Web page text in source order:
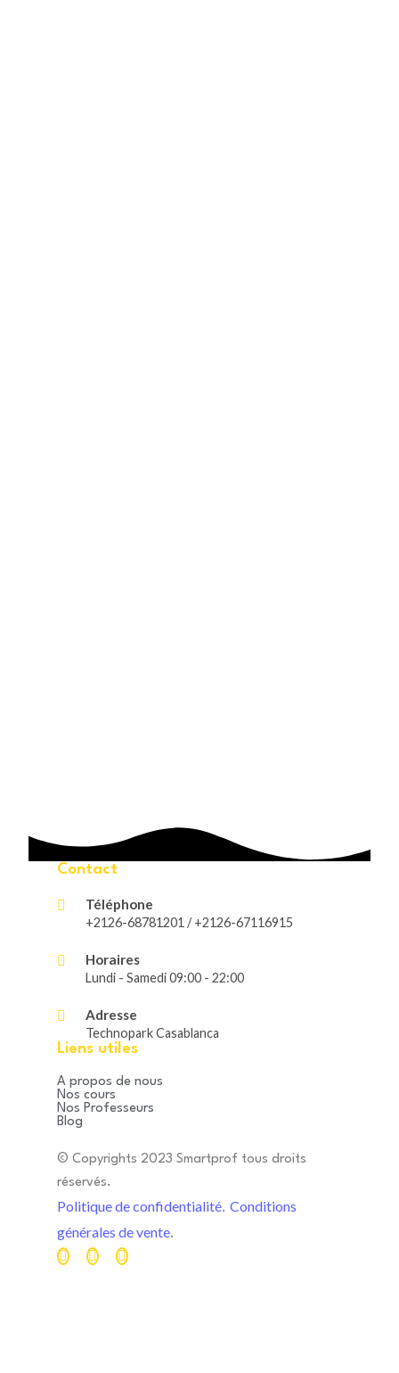
Contact
Téléphone
+2126-68781201 / +2126-67116915
Horaires
Lundi - Samedi 09:00 - 22:00
Adresse
Technopark Casablanca
Liens utiles
A propos de nous
Nos cours
Nos Professeurs
Blog
Cours de
soutien à la
rentrée : faut-il
premières
difficultés ?
© Copyrights 2023 Smartprof tous droits
réservés.
Politique de confidentialité. Conditions
générales de vente.